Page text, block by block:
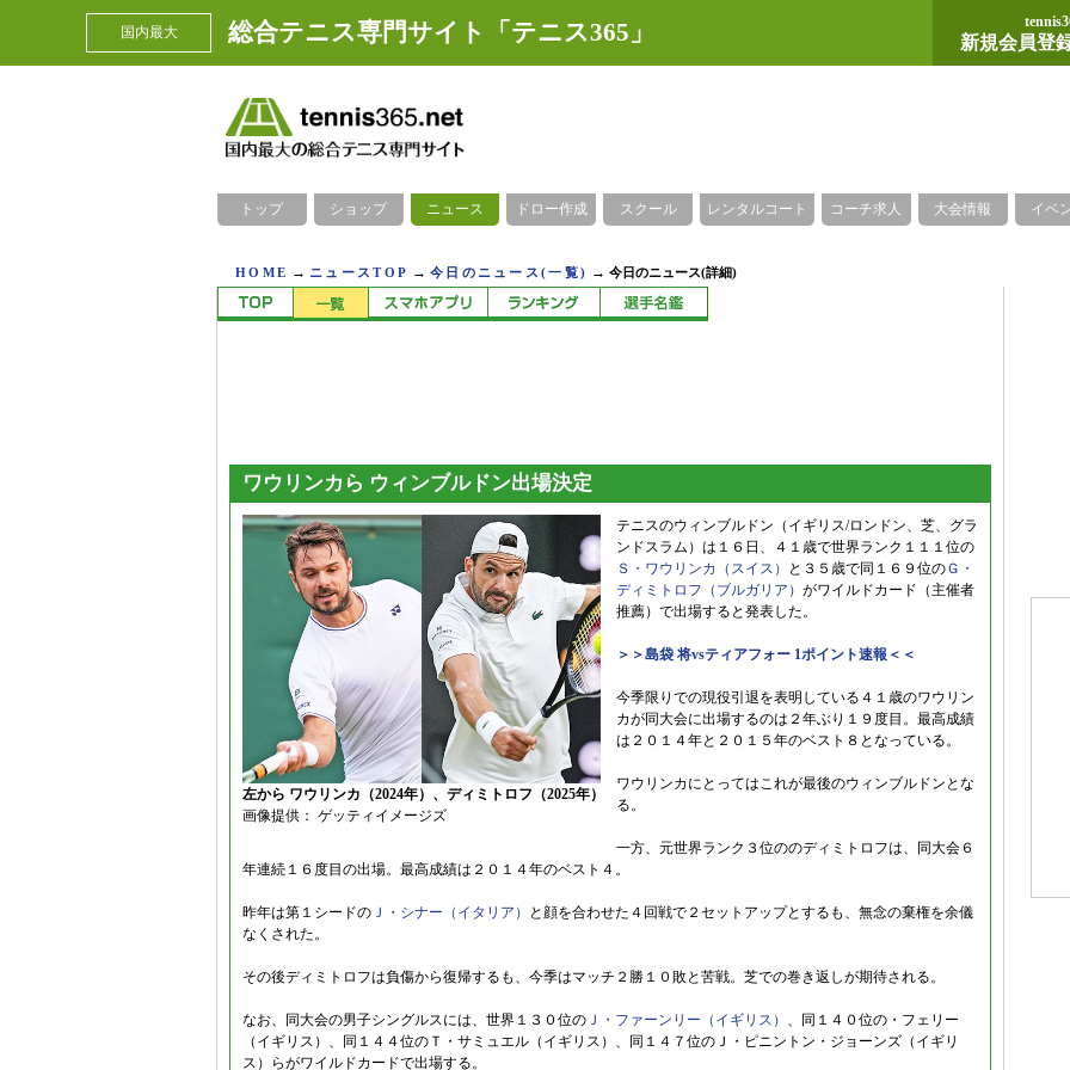
国内最大 総合テニス専門サイト「テニス365」 新規会員登
トップ ショップ ニュース ドロー作成 スクール レンタルコート コーチ求人 大会情報 イベ
HOME → ニュースTOP →今日のニュース(一覧) →今日のニュース(詳細)
ワウリンカら ウィンブルドン出場決定
左から ワウリンカ（2024年）、ディミトロフ（2025年）
画像提供： ゲッティイメージズ
テニスのウィンブルドン（イギリス/ロンドン、芝、グラ
ンドスラム）は１６日、４１歳で世界ランク１１１位の
Ｓ・ワウリンカ（スイス）
と３５歳で同１６９位のＧ・
ディミトロフ（ブルガリア） がワイルドカード（主催者
推薦）で出場すると発表した。
＞＞島袋 将vsティアフォー 1ポイント速報＜＜
今季限りでの現役引退を表明している４１歳のワウリン
カが同大会に出場するのは２年ぶり１９度目。最高成績
は２０１４年と２０１５年のベスト８となっている。
ワウリンカにとってはこれが最後のウィンブルドンとな
る。
一方、元世界ランク３位ののディミトロフは、同大会６
年連続１６度目の出場。最高成績は２０１４年のベスト４。
昨年は第１シードの Ｊ・シナー（イタリア）
と顔を合わせた４回戦で２セットアップとするも、無念の棄権を余儀
なくされた。
その後ディミトロフは負傷から復帰するも、今季はマッチ２勝１０敗と苦戦。芝での巻き返しが期待される。
なお、同大会の男子シングルスには、世界１３０位の Ｊ・ファーンリー（イギリス） 、同１４０位の・フェリー
（イギリス）、同１４４位のＴ・サミュエル（イギリス）、同１４７位のＪ・ピニントン・ジョーンズ（イギリ
ス）らがワイルドカードで出場する。